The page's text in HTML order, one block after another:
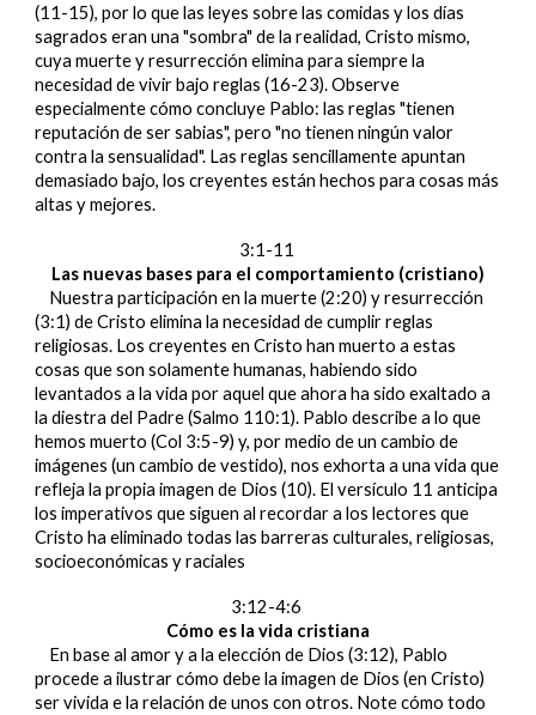
(11-15), por lo que las leyes sobre las comidas y los días
sagrados eran una "sombra" de la realidad, Cristo mismo,
cuya muerte y resurrección elimina para siempre la
necesidad de vivir bajo reglas (16-23). Observe
especialmente cómo concluye Pablo: las reglas "tienen
reputación de ser sabias", pero "no tienen ningún valor
contra la sensualidad". Las reglas sencillamente apuntan
demasiado bajo, los creyentes están hechos para cosas más
altas y mejores.
3:1-11
Las nuevas bases para el comportamiento (cristiano)
Nuestra participación en la muerte (2:20) y resurrección
(3:1) de Cristo elimina la necesidad de cumplir reglas
religiosas. Los creyentes en Cristo han muerto a estas
cosas que son solamente humanas, habiendo sido
levantados a la vida por aquel que ahora ha sido exaltado a
la diestra del Padre (Salmo 110:1). Pablo describe a lo que
hemos muerto (Col 3:5-9) y, por medio de un cambio de
imágenes (un cambio de vestido), nos exhorta a una vida que
refleja la propia imagen de Dios (10). El versículo 11 anticipa
los imperativos que siguen al recordar a los lectores que
Cristo ha eliminado todas las barreras culturales, religiosas,
socioeconómicas y raciales
3:12-4:6
Cómo es la vida cristiana
En base al amor y a la elección de Dios (3:12), Pablo
procede a ilustrar cómo debe la imagen de Dios (en Cristo)
ser vivida e la relación de unos con otros. Note cómo todo